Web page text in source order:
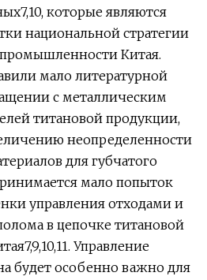
которые являются
национальной стратегии
Китая.
мало литературной
с металлическим
титановой продукции,
неопределенности
для губчатого
мало попыток
управления отходами и
в цепочке титановой
Управление
будет особенно важно для